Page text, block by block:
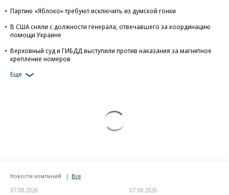
Партию «Яблоко» требуют исключить из думской гонки
В США сняли с должности генерала, отвечавшего за координацию
помощи Украине
Верховный суд и ГИБДД выступили против наказания за магнитное
крепление номеров
Еще
Новости компаний Все
07.08.2026 07.08.2026